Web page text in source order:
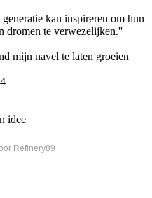
kan inspireren om hun
dromen te verwezelijken.''
mijn navel te laten groeien
idee
Refinery89